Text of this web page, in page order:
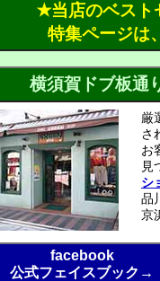
✭当店のベスト
特集ページは
厳
さ
お
見
シ
品
京
facebook
公式フェイスブック→